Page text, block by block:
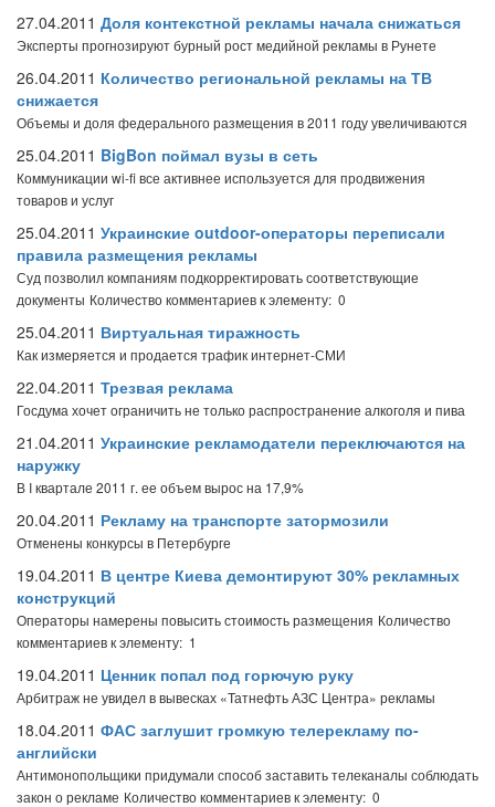
27.04.2011 Доля контекстной рекламы начала снижаться
Эксперты прогнозируют бурный рост медийной рекламы в Рунете
26.04.2011 Количество региональной рекламы на ТВ
снижается
Объемы и доля федерального размещения в 2011 году увеличиваются
25.04.2011 BigBon поймал вузы в сеть
Коммуникации wi-fi все активнее используется для продвижения
товаров и услуг
25.04.2011 Украинские outdoor-операторы переписали
правила размещения рекламы
Суд позволил компаниям подкорректировать соответствующие
документы Количество комментариев к элементу: 0
25.04.2011 Виртуальная тиражность
Как измеряется и продается трафик интернет-СМИ
22.04.2011 Трезвая реклама
Госдума хочет ограничить не только распространение алкоголя и пива
21.04.2011 Украинские рекламодатели переключаются на
наружку
В I квартале 2011 г. ее объем вырос на 17,9%
20.04.2011 Рекламу на транспорте затормозили
Отменены конкурсы в Петербурге
19.04.2011 В центре Киева демонтируют 30% рекламных
конструкций
Операторы намерены повысить стоимость размещения Количество
комментариев к элементу: 1
19.04.2011 Ценник попал под горючую руку
Арбитраж не увидел в вывесках «Татнефть АЗС Центра» рекламы
18.04.2011 ФАС заглушит громкую телерекламу по-
английски
Антимонопольщики придумали способ заставить телеканалы соблюдать
закон о рекламе Количество комментариев к элементу: 0